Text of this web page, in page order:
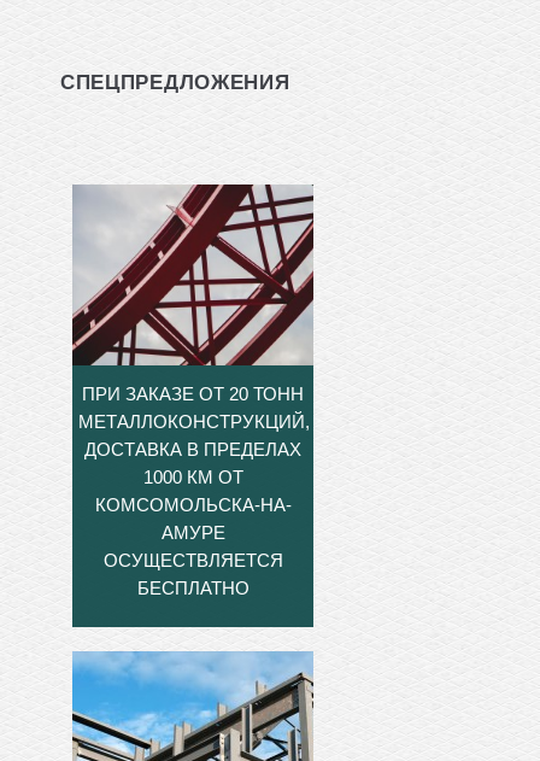
СПЕЦПРЕДЛОЖЕНИЯ
ПРИ ЗАКАЗЕ ОТ 20 ТОНН
МЕТАЛЛОКОНСТРУКЦИЙ,
ДОСТАВКА В ПРЕДЕЛАХ
1000 КМ ОТ
КОМСОМОЛЬСКА-НА-
АМУРЕ
ОСУЩЕСТВЛЯЕТСЯ
БЕСПЛАТНО